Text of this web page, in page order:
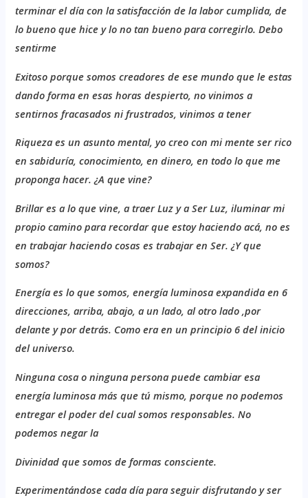
terminar el día con la satisfacción de la labor cumplida, de
lo bueno que hice y lo no tan bueno para corregirlo. Debo
sentirme
Exitoso porque somos creadores de ese mundo que le estas
dando forma en esas horas despierto, no vinimos a
sentirnos fracasados ni frustrados, vinimos a tener
Riqueza es un asunto mental, yo creo con mi mente ser rico
en sabiduría, conocimiento, en dinero, en todo lo que me
proponga hacer. ¿A que vine?
Brillar es a lo que vine, a traer Luz y a Ser Luz, iluminar mi
propio camino para recordar que estoy haciendo acá, no es
en trabajar haciendo cosas es trabajar en Ser. ¿Y que
somos?
Energía es lo que somos, energía luminosa expandida en 6
direcciones, arriba, abajo, a un lado, al otro lado ,por
delante y por detrás. Como era en un principio 6 del inicio
del universo.
Ninguna cosa o ninguna persona puede cambiar esa
energía luminosa más que tú mismo, porque no podemos
entregar el poder del cual somos responsables. No
podemos negar la
Divinidad que somos de formas consciente.
Experimentándose cada día para seguir disfrutando y ser